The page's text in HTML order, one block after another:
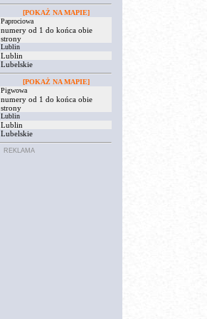
[POKAŻ NA MAPIE]
Paprociowa
numery od 1 do końca obie
strony
Lublin
Lublin
Lubelskie
[POKAŻ NA MAPIE]
Pigwowa
numery od 1 do końca obie
strony
Lublin
Lublin
Lubelskie
REKLAMA